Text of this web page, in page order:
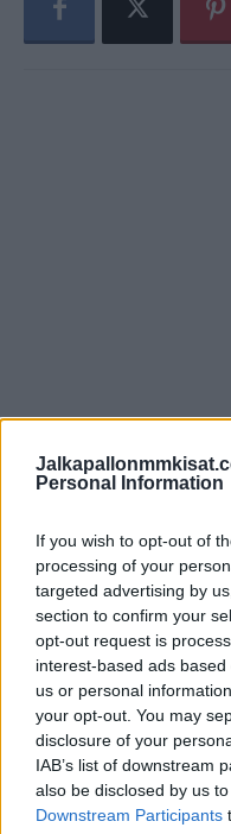
Personal Information
If you wish to opt-out of
processing of your
targeted advertising by
section to confirm your
opt-out request is
interest-based ads
us or personal
your opt-out. You may
disclosure of your
IAB’s list of downstream
also be disclosed by us
Downstream Participants
Edellinen artikkeli
Brasilialaistähti tekemässä
paluun Valioliigaan – siirto
varmistuu tällä viikolla?